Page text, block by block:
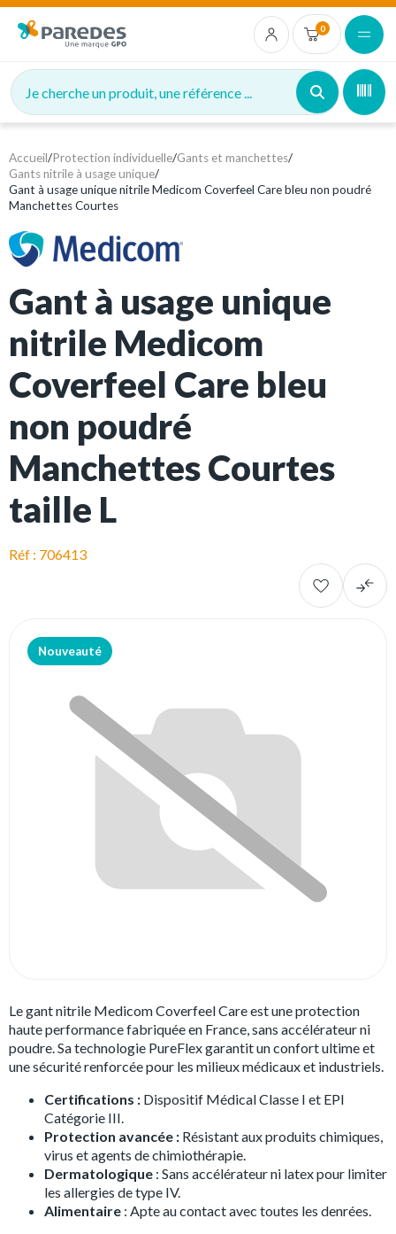
0
Je cherche un produit, une référence ...
Accueil/Protection individuelle/Gants et manchettes/
Gants nitrile à usage unique/
Gant à usage unique nitrile Medicom Coverfeel Care bleu non poudré
Manchettes Courtes
Gant à usage unique
nitrile Medicom
Coverfeel Care bleu
non poudré
Manchettes Courtes
taille L
Réf : 706413
Nouveauté
Le gant nitrile Medicom Coverfeel Care est une protection
haute performance fabriquée en France, sans accélérateur ni
poudre. Sa technologie PureFlex garantit un confort ultime et
une sécurité renforcée pour les milieux médicaux et industriels.
Certifications : Dispositif Médical Classe I et EPI
Catégorie III.
Protection avancée : Résistant aux produits chimiques,
virus et agents de chimiothérapie.
Dermatologique : Sans accélérateur ni latex pour limiter
les allergies de type IV.
Alimentaire : Apte au contact avec toutes les denrées.